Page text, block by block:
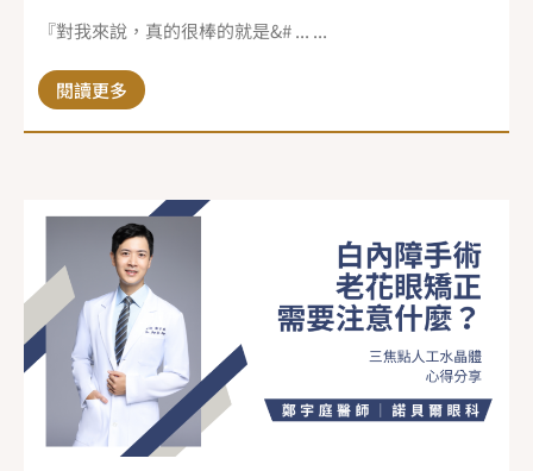
『對我來說，真的很棒的就是&# ... ...
閱讀更多